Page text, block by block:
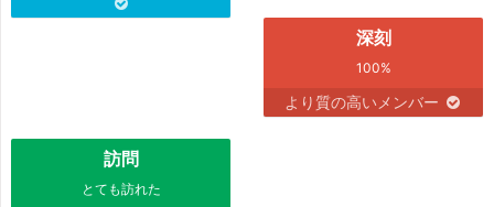
深刻
100%
より質の高いメンバー
訪問
とても訪れた